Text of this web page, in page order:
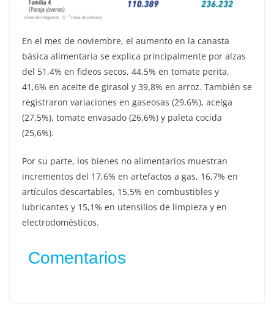
En el mes de noviembre, el aumento en la canasta
básica alimentaria se explica principalmente por alzas
del 51,4% en fideos secos, 44,5% en tomate perita,
41,6% en aceite de girasol y 39,8% en arroz. También se
registraron variaciones en gaseosas (29,6%), acelga
(27,5%), tomate envasado (26,6%) y paleta cocida
(25,6%).
Por su parte, los bienes no alimentarios muestran
incrementos del 17,6% en artefactos a gas, 16,7% en
artículos descartables, 15,5% en combustibles y
lubricantes y 15,1% en utensilios de limpieza y en
electrodomésticos.
Comentarios